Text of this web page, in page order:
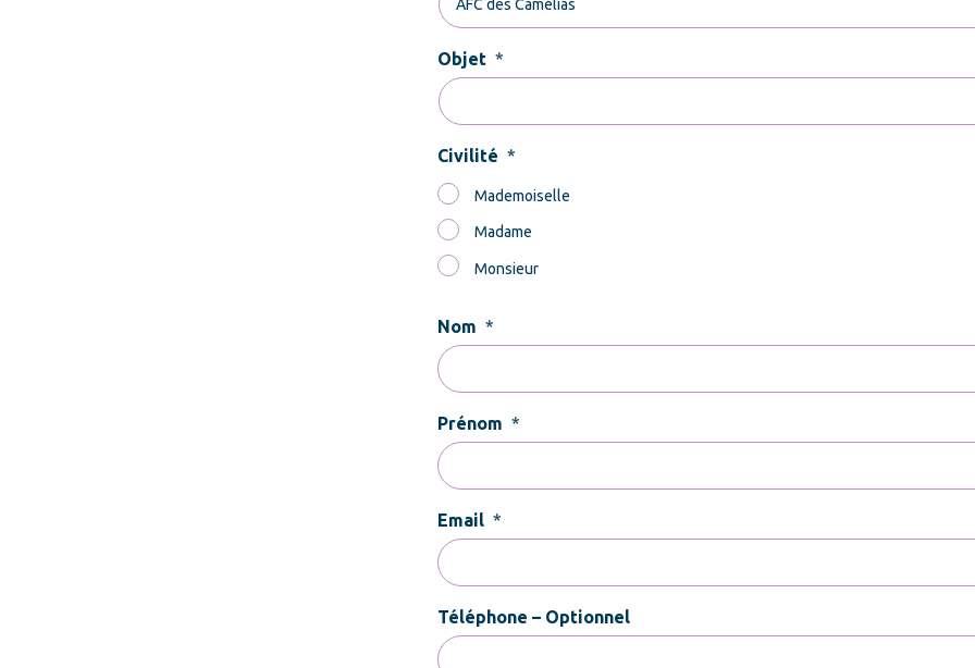
Objet *
Civilité *
Mademoiselle
Madame
Monsieur
Nom *
Prénom *
Email *
Téléphone – Optionnel